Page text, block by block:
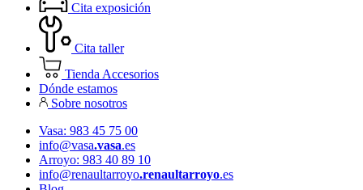
Cita exposición
Cita taller
Tienda Accesorios
Dónde estamos
Sobre nosotros
Vasa: 983 45 75 00
info@vasa.vasa.es
Arroyo: 983 40 89 10
info@renaultarroyo.renaultarroyo.es